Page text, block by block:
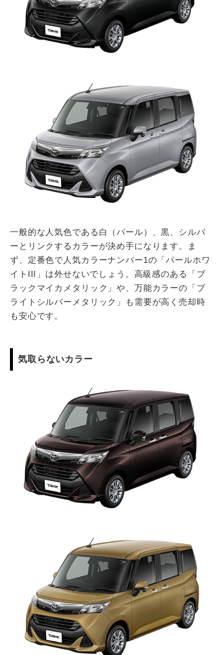
一般的な人気色である白（パール）、黒、シルバ
ーとリンクするカラーが決め手になります。ま
ず、定番色で人気カラーナンバー1の「パールホワ
イトIII」は外せないでしょう。高級感のある「ブ
ラックマイカメタリック」や、万能カラーの「ブ
ライトシルバーメタリック」も需要が高く売却時
も安心です。
気取らないカラー